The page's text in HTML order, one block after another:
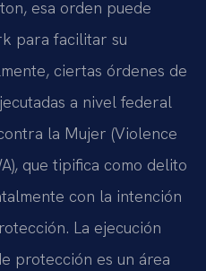
esa orden puede
para facilitar su
ciertas órdenes de
a nivel federal
la Mujer (Violence
que tipifica como delito
con la intención
La ejecución
protección es un área